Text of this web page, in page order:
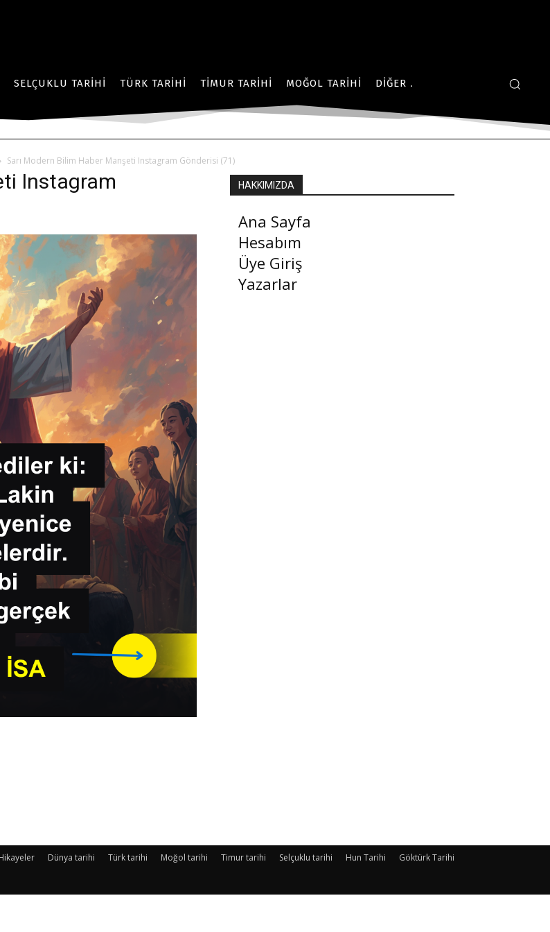
SELÇUKLU TARIHI TÜRK TARIHI TIMUR TARIHI MOĞOL TARIHI DIĞER
Sarı Modern Bilim Haber Manşeti Instagram Gönderisi (71)
Instagram
HAKKIMIZDA
Ana Sayfa
Hesabım
Üye Giriş
Yazarlar
Dünya tarihi Türk tarihi Moğol tarihi Timur tarihi Selçuklu tarihi Hun Tarihi Göktürk Tarihi